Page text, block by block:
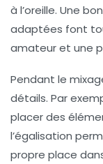
à l’oreille. Une
adaptées font
amateur et une
Pendant le
détails. Par
placer des
l’égalisation
propre place